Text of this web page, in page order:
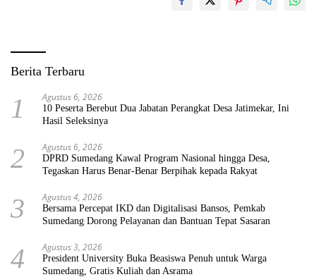
Berita Terbaru
1 Agustus 6, 2026
10 Peserta Berebut Dua Jabatan Perangkat Desa Jatimekar, Ini
Hasil Seleksinya
2 Agustus 6, 2026
DPRD Sumedang Kawal Program Nasional hingga Desa,
Tegaskan Harus Benar-Benar Berpihak kepada Rakyat
3 Agustus 4, 2026
Bersama Percepat IKD dan Digitalisasi Bansos, Pemkab
Sumedang Dorong Pelayanan dan Bantuan Tepat Sasaran
4 Agustus 3, 2026
President University Buka Beasiswa Penuh untuk Warga
Sumedang, Gratis Kuliah dan Asrama